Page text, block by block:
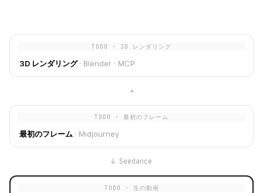
TODO · 3D レンダリング
3D レンダリング · Blender · MCP
+
TODO · 最初のフレーム
最初のフレーム · Midjourney
↓ Seedance
TODO · 生の動画